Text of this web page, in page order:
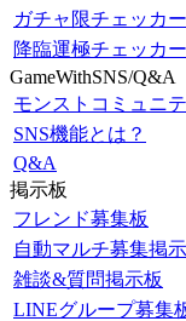
ガチャ限チェッカー
降臨運極チェッカー
GameWithSNS/Q&A
モンストコミュニ
SNS機能とは？
Q&A
掲示板
フレンド募集板
自動マルチ募集掲
雑談&質問掲示板
LINEグループ募集